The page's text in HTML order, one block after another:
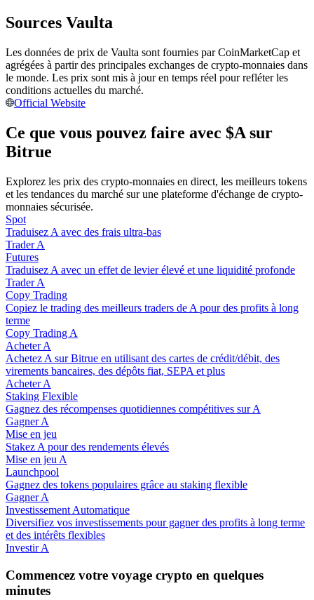
Devenez un trader de copie
Profitez du partage des bénéfices et des commissions de copy
trading
Information
Analyse de mégadonnées, y compris des informations
commerciales, etc.
Guide
Guide de démarrage des contrats à terme
Stratégies de trading
Sources Vaulta
Les données de prix de Vaulta sont fournies par CoinMarketCap et
agrégées à partir des principales exchanges de crypto-monnaies dans
le monde. Les prix sont mis à jour en temps réel pour refléter les
conditions actuelles du marché.
Official Website
Ce que vous pouvez faire avec $A sur
Bitrue
Explorez les prix des crypto-monnaies en direct, les meilleurs tokens
et les tendances du marché sur une plateforme d'échange de crypto-
monnaies sécurisée.
Spot
Traduisez A avec des frais ultra-bas
Trader A
Futures
Traduisez A avec un effet de levier élevé et une liquidité profonde
Trader A
Copy Trading
Copiez le trading des meilleurs traders de A pour des profits à long
terme
Copy Trading A
Acheter A
Achetez A sur Bitrue en utilisant des cartes de crédit/débit, des
virements bancaires, des dépôts fiat, SEPA et plus
Acheter A
Staking Flexible
Gagnez des récompenses quotidiennes compétitives sur A
Gagner A
Mise en jeu
Stakez A pour des rendements élevés
Mise en jeu A
Launchpool
Gagnez des tokens populaires grâce au staking flexible
Gagner A
Investissement Automatique
Diversifiez vos investissements pour gagner des profits à long terme
et des intérêts flexibles
Investir A
Commencez votre voyage crypto en quelques
minutes